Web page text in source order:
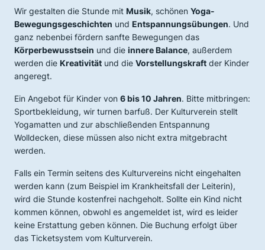
Wir gestalten die Stunde mit Musik, schönen Yoga-
Bewegungsgeschichten und Entspannungsübungen. Und
ganz nebenbei fördern sanfte Bewegungen das
Körperbewusstsein und die innere Balance, außerdem
werden die Kreativität und die Vorstellungskraft der Kinder
angeregt.
Ein Angebot für Kinder von 6 bis 10 Jahren. Bitte mitbringen:
Sportbekleidung, wir turnen barfuß. Der Kulturverein stellt
Yogamatten und zur abschließenden Entspannung
Wolldecken, diese müssen also nicht extra mitgebracht
werden.
Falls ein Termin seitens des Kulturvereins nicht eingehalten
werden kann (zum Beispiel im Krankheitsfall der Leiterin),
wird die Stunde kostenfrei nachgeholt. Sollte ein Kind nicht
kommen können, obwohl es angemeldet ist, wird es leider
keine Erstattung geben können. Die Buchung erfolgt über
das Ticketsystem vom Kulturverein.